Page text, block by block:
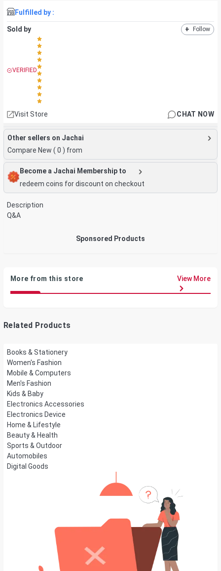
Fulfilled by :
Sold by + Follow
VERIFIED
Visit Store CHAT NOW
Other sellers on Jachai
Compare New ( 0 ) from
Become a Jachai Membership to
redeem coins for discount on checkout
Description
Q&A
Sponsored Products
More from this store View More
Related Products
Books & Stationery
Women's Fashion
Mobile & Computers
Men's Fashion
Kids & Baby
Electronics Accessories
Electronics Device
Home & Lifestyle
Beauty & Health
Sports & Outdoor
Automobiles
Digital Goods